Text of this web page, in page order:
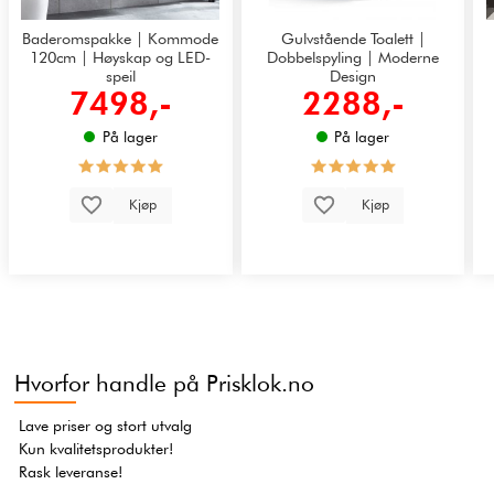
Baderomspakke | Kommode
120cm | Høyskap og LED-
speil
7498,-
På lager
Kjøp
Gulvstående Toalett |
Dobbelspyling | Moderne
Design
2288,-
På lager
Kjøp
Hvorfor handle på Prisklok.no
Lave priser og stort utvalg
Kun kvalitetsprodukter!
Rask leveranse!